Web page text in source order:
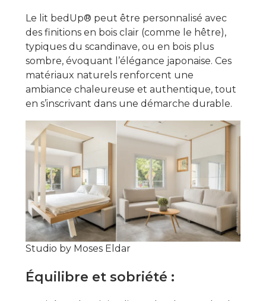
Le lit bedUp® peut être personnalisé avec
des finitions en bois clair (comme le hêtre),
typiques du scandinave, ou en bois plus
sombre, évoquant l’élégance japonaise. Ces
matériaux naturels renforcent une
ambiance chaleureuse et authentique, tout
en s’inscrivant dans une démarche durable.
Studio by Moses Eldar
Équilibre et sobriété :